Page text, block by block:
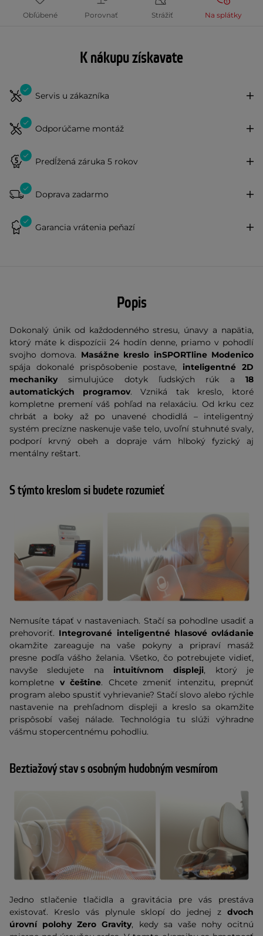
Obľúbené Porovnať Strážiť Na splátky
K nákupu získavate
Servis u zákazníka
Odporúčame montáž
Predĺžená záruka 5 rokov
Doprava zadarmo
Garancia vrátenia peňazí
Popis
Dokonalý únik od každodenného stresu, únavy a napätia,
ktorý máte k dispozícii 24 hodín denne, priamo v pohodlí
svojho domova. Masážne kreslo inSPORTline Modenico
spája dokonalé prispôsobenie postave, inteligentné 2D
mechanikysimulujúce dotyk ľudských rúk a 18
automatických programov. Vzniká tak kreslo, ktoré
kompletne premení váš pohľad na relaxáciu. Od krku cez
chrbát a boky až po unavené chodidlá – inteligentný
systém precízne naskenuje vaše telo, uvoľní stuhnuté svaly,
podporí krvný obeh a dopraje vám hlboký fyzický aj
mentálny reštart.
S týmto kreslom si budete rozumieť
Nemusíte tápať v nastaveniach. Stačí sa pohodlne usadiť a
prehovoriť. Integrované inteligentné hlasové ovládanie
okamžite zareaguje na vaše pokyny a pripraví masáž
presne podľa vášho želania. Všetko, čo potrebujete vidieť,
navyše sledujete na intuitívnom displeji, ktorý je
kompletne v češtine. Chcete zmeniť intenzitu, prepnúť
program alebo spustiť vyhrievanie? Stačí slovo alebo rýchle
nastavenie na prehľadnom displeji a kreslo sa okamžite
prispôsobí vašej nálade. Technológia tu slúži výhradne
vášmu stopercentnému pohodliu.
Beztiažový stav s osobným hudobným vesmírom
Jedno stlačenie tlačidla a gravitácia pre vás prestáva
existovať. Kreslo vás plynule sklopí do jednej z dvoch
úrovní polohy Zero Gravity, kedy sa vaše nohy ocitnú